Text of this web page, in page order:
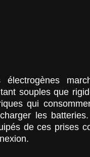
souples que
qui
les
de ces prises